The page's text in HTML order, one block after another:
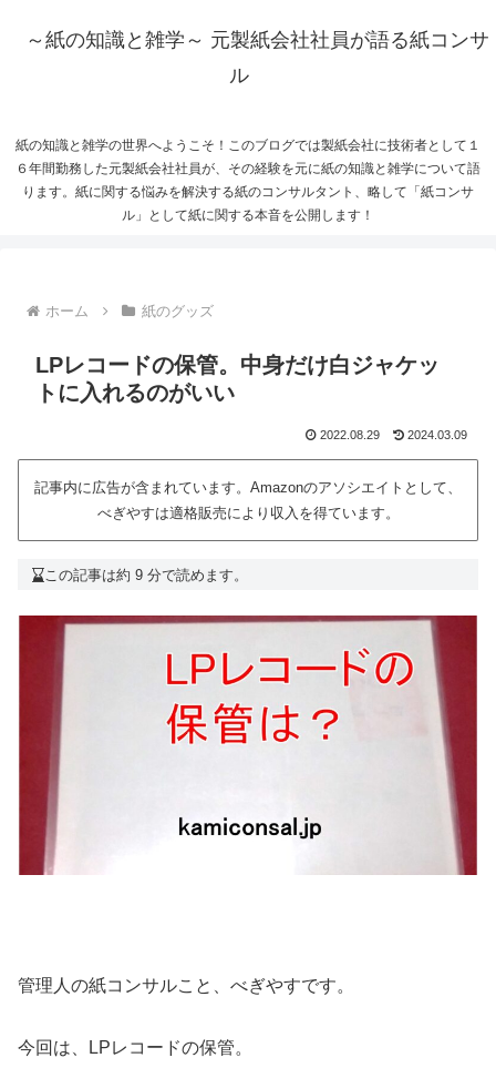
～紙の知識と雑学～ 元製紙会社社員が語る紙コンサ
ル
紙の知識と雑学の世界へようこそ！このブログでは製紙会社に技術者として１
６年間勤務した元製紙会社社員が、その経験を元に紙の知識と雑学について語
ります。紙に関する悩みを解決する紙のコンサルタント、略して「紙コンサ
ル」として紙に関する本音を公開します！
ホーム 紙のグッズ
LPレコードの保管。中身だけ白ジャケッ
トに入れるのがいい
2022.08.29 2024.03.09
記事内に広告が含まれています。Amazonのアソシエイトとして、
べぎやすは適格販売により収入を得ています。
この記事は約 9 分で読めます。
管理人の紙コンサルこと、べぎやすです。
今回は、LPレコードの保管。